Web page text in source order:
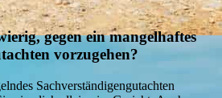
gegen ein mangelhaftes
vorzugehen?
Sachverständigengutachten